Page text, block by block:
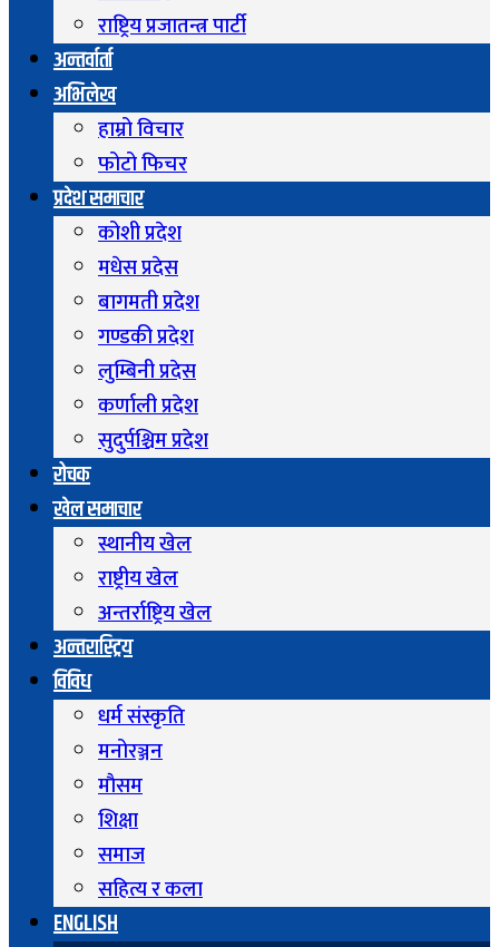
राष्ट्रिय प्रजातन्त्र पार्टी
अन्तर्वार्ता
अभिलेख
हाम्रो विचार
फोटो फिचर
प्रदेश समाचार
कोशी प्रदेश
मधेस प्रदेस
बागमती प्रदेश
गण्डकी प्रदेश
लुम्बिनी प्रदेस
कर्णाली प्रदेश
सुदुर्पश्चिम प्रदेश
रोचक
खेल समाचार
स्थानीय खेल
राष्ट्रीय खेल
अन्तर्राष्ट्रिय खेल
अन्तरास्ट्रिय
विविध
धर्म संस्कृति
मनोरञ्जन
माैसम
शिक्षा
समाज
सहित्य र कला
ENGLISH